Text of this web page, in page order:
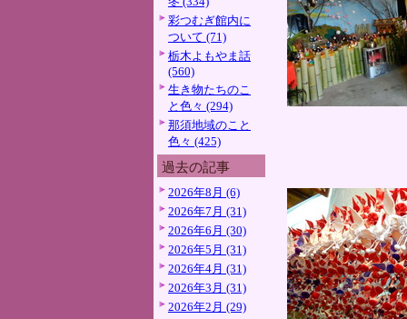
彩つむぎ館内に
ついて (71)
栃木よもやま話
(560)
生き物たちのこ
と色々 (294)
那須地域のこと
色々 (425)
過去の記事
2026年8月 (6)
2026年7月 (31)
2026年6月 (30)
2026年5月 (31)
2026年4月 (31)
2026年3月 (31)
2026年2月 (29)